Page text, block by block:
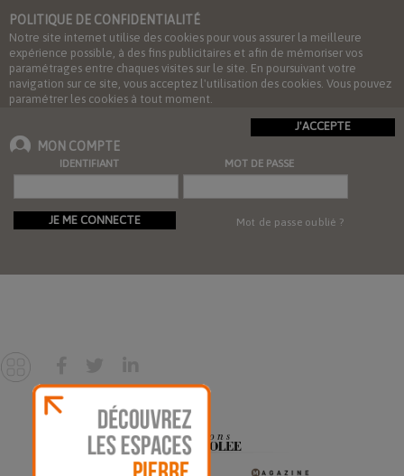
POLITIQUE DE CONFIDENTIALITÉ
Notre site internet utilise des cookies pour vous assurer la meilleure
expérience possible, à des fins publicitaires et afin de mémoriser vos
paramétrages entre chaques visites sur le site. En poursuivant votre
navigation sur ce site, vous acceptez l'utilisation des cookies. Vous pouvez
paramétrer les cookies à tout moment.
J'ACCEPTE
MON COMPTE
IDENTIFIANT MOT DE PASSE
JE ME CONNECTE Mot de passe oublié ?